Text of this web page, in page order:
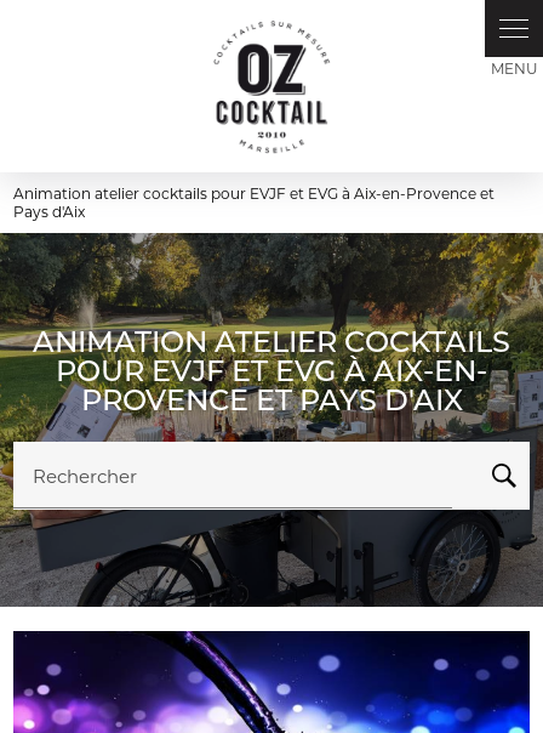
Animation atelier cocktails pour EVJF et EVG à Aix-en-Provence et
Pays d'Aix
ANIMATION ATELIER COCKTAILS
POUR EVJF ET EVG À AIX-EN-
PROVENCE ET PAYS D'AIX
Rechercher